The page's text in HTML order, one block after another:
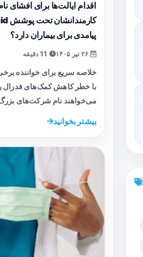
اقدام ایالت‌ها برای افشای
پیامدی برای بیماران دارد؟
خلاصه سریع برای خواننده
با خطر کاهش کمک‌های فدرال
می‌خواهند نام شرکت‌های
بیشتر بخوانید